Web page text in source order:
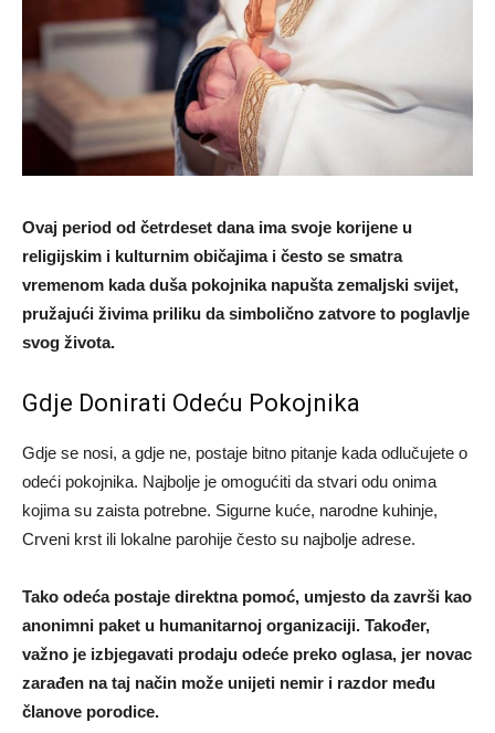
Ovaj period od četrdeset dana ima svoje korijene u
religijskim i kulturnim običajima i često se smatra
vremenom kada duša pokojnika napušta zemaljski svijet,
pružajući živima priliku da simbolično zatvore to poglavlje
svog života.
Gdje Donirati Odeću Pokojnika
Gdje se nosi, a gdje ne, postaje bitno pitanje kada odlučujete o
odeći pokojnika. Najbolje je omogućiti da stvari odu onima
kojima su zaista potrebne. Sigurne kuće, narodne kuhinje,
Crveni krst ili lokalne parohije često su najbolje adrese.
Tako odeća postaje direktna pomoć, umjesto da završi kao
anonimni paket u humanitarnoj organizaciji. Također,
važno je izbjegavati prodaju odeće preko oglasa, jer novac
zarađen na taj način može unijeti nemir i razdor među
članove porodice.